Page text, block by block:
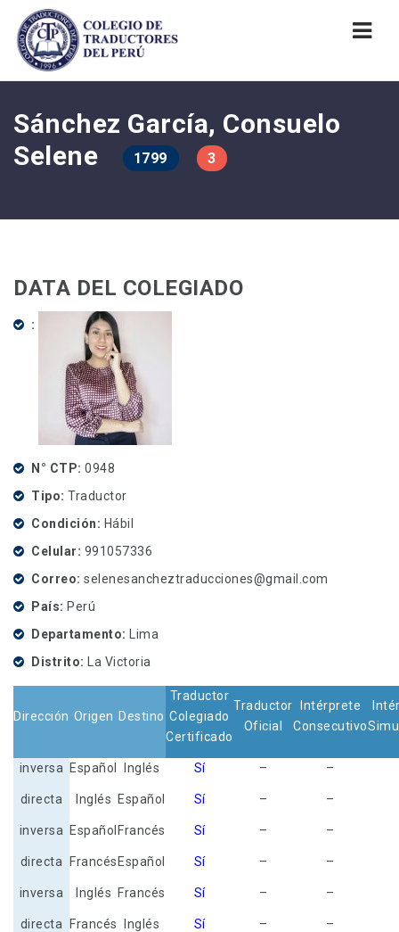
Sánchez García, Consuelo
Selene
1799 3
DATA DEL COLEGIADO
N° CTP 0948
Tipo Traductor
Condición
Hábil
Celular
991057336
Correo selenesancheztraducciones@gmail.com
País Perú
Departamento Lima
Distrito La Victoria
Dirección Origen Destino
Traductor
Colegiado
Certificado
Traductor
Oficial
Intérprete
Consecutivo
inversa Español Inglés Sí – –
directa Inglés Español Sí – –
inversa Español Francés Sí – –
directa Francés Español Sí – –
inversa Inglés Francés Sí – –
directa Francés Inglés Sí – –